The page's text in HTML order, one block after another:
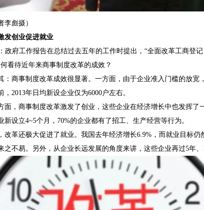
李彪摄）
创业促进就业
府工作报告在总结过去五年的工作时提出，“全面改革工商登
看待近年来商事制度改革的成效？
事制度改革成效很显著。一方面，由于企业准入门槛的放宽，
，2013年日均新设企业仅为6000户左右。
，商事制度改革激发了创业，这些企业在经济增长中也发挥了
新设立4~5个月，70%的企业都有了招工、生产经营等行为。
革还极大促进了就业。我国去年经济增长6.9%，而就业目标仍
之不易。另外，从企业长远发展的角度来讲，这些企业再过5年